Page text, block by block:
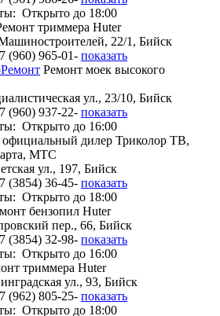
Открыто до 18:00
триммера Huter
22/1, Бийск
(960) 965-01- показать
Ремонт моек высокого
ул., 23/10, Бийск
(960) 937-22- показать
Открыто до 16:00
официальный дилер Триколор ТВ,
МТС
ул., 197, Бийск
(3854) 36-45- показать
Открыто до 18:00
бензопил Huter
пер., 66, Бийск
(3854) 32-98- показать
Открыто до 16:00
триммера Huter
ул., 93, Бийск
(962) 805-25- показать
Открыто до 18:00